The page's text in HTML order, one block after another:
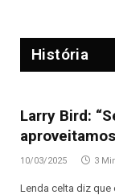
História
Larry Bird:
10/03/2025 3
Lenda celta diz que